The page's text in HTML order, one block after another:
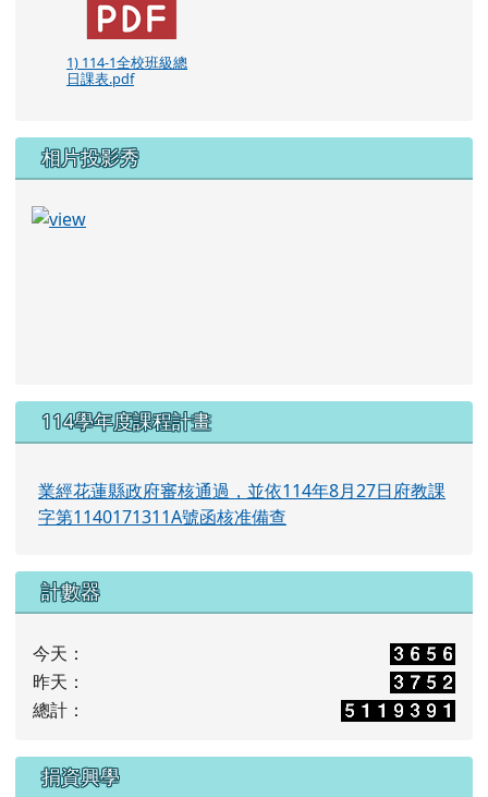
1) 114-1全校班級總
日課表.pdf
相片投影秀
114學年度課程計畫
業經花蓮縣政府審核通過，並依114年8月27日府教課
字第1140171311A號函核准備查
計數器
今天：
昨天：
總計：
捐資興學